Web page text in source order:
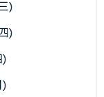
)
)
)
)